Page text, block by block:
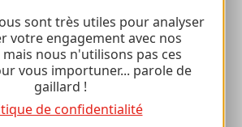
sont très utiles pour analyser
votre engagement avec nos
nous n'utilisons pas ces
vous importuner... parole de
gaillard !
de confidentialité